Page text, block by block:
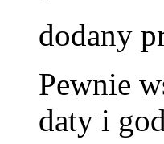
dodany
Pewnie
daty i